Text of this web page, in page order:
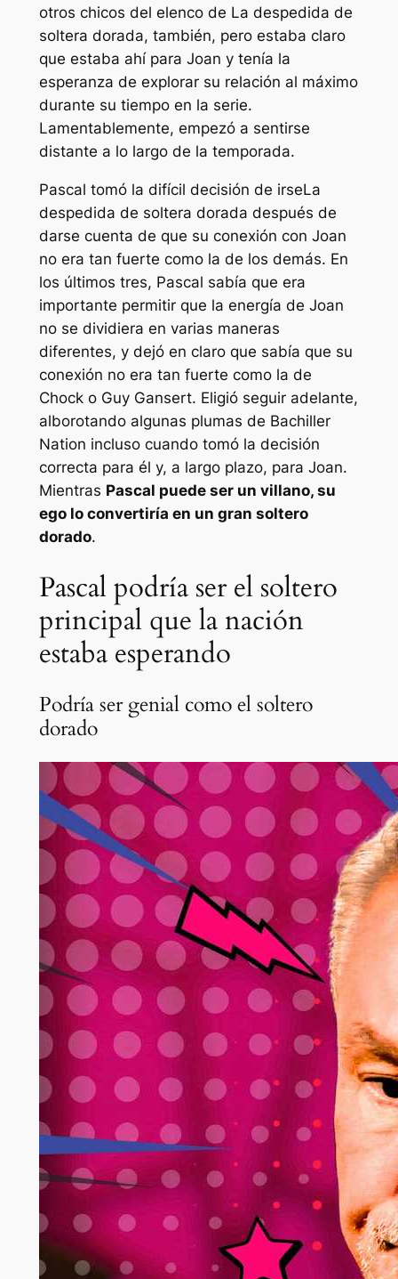
otros chicos del elenco de La despedida de
soltera dorada, también, pero estaba claro
que estaba ahí para Joan y tenía la
esperanza de explorar su relación al máximo
durante su tiempo en la serie.
Lamentablemente, empezó a sentirse
distante a lo largo de la temporada.
Pascal tomó la difícil decisión de irseLa
despedida de soltera dorada después de
darse cuenta de que su conexión con Joan
no era tan fuerte como la de los demás. En
los últimos tres, Pascal sabía que era
importante permitir que la energía de Joan
no se dividiera en varias maneras
diferentes, y dejó en claro que sabía que su
conexión no era tan fuerte como la de
Chock o Guy Gansert. Eligió seguir adelante,
alborotando algunas plumas de Bachiller
Nation incluso cuando tomó la decisión
correcta para él y, a largo plazo, para Joan.
Mientras Pascal puede ser un villano, su
ego lo convertiría en un gran soltero
dorado.
Pascal podría ser el soltero
principal que la nación
estaba esperando
Podría ser genial como el soltero
dorado